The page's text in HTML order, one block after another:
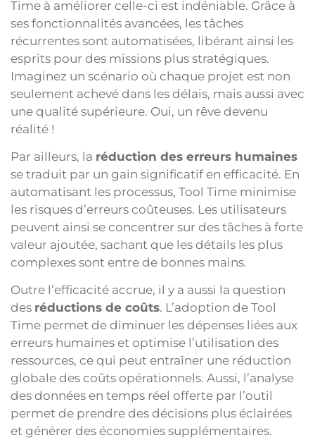
Time à améliorer celle-ci est indéniable. Grâce à
ses fonctionnalités avancées, les tâches
récurrentes sont automatisées, libérant ainsi les
esprits pour des missions plus stratégiques.
Imaginez un scénario où chaque projet est non
seulement achevé dans les délais, mais aussi avec
une qualité supérieure. Oui, un rêve devenu
réalité !
Par ailleurs, la réduction des erreurs humaines
se traduit par un gain significatif en efficacité. En
automatisant les processus, Tool Time minimise
les risques d’erreurs coûteuses. Les utilisateurs
peuvent ainsi se concentrer sur des tâches à forte
valeur ajoutée, sachant que les détails les plus
complexes sont entre de bonnes mains.
Outre l’efficacité accrue, il y a aussi la question
des réductions de coûts. L’adoption de Tool
Time permet de diminuer les dépenses liées aux
erreurs humaines et optimise l’utilisation des
ressources, ce qui peut entraîner une réduction
globale des coûts opérationnels. Aussi, l’analyse
des données en temps réel offerte par l’outil
permet de prendre des décisions plus éclairées
et générer des économies supplémentaires.